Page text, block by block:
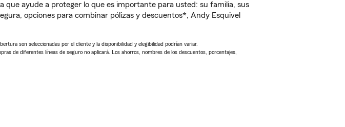
ayude a proteger lo que es importante para usted: su familia, sus
opciones para combinar pólizas y descuentos*, Andy Esquivel
son seleccionadas por el cliente y la disponibilidad y elegibilidad podrían variar.
de diferentes líneas de seguro no aplicará. Los ahorros, nombres de los descuentos, porcentajes,